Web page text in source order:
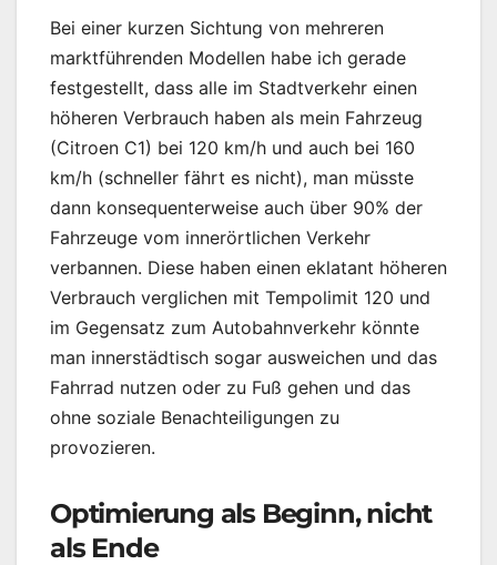
Bei einer kurzen Sichtung von mehreren
marktführenden Modellen habe ich gerade
festgestellt, dass alle im Stadtverkehr einen
höheren Verbrauch haben als mein Fahrzeug
(Citroen C1) bei 120 km/h und auch bei 160
km/h (schneller fährt es nicht), man müsste
dann konsequenterweise auch über 90% der
Fahrzeuge vom innerörtlichen Verkehr
verbannen. Diese haben einen eklatant höheren
Verbrauch verglichen mit Tempolimit 120 und
im Gegensatz zum Autobahnverkehr könnte
man innerstädtisch sogar ausweichen und das
Fahrrad nutzen oder zu Fuß gehen und das
ohne soziale Benachteiligungen zu
provozieren.
Optimierung als Beginn, nicht
als Ende